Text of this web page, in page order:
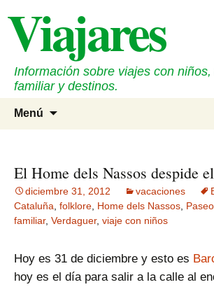
contenido
Viajares
Información sobre viajes con
familiar y destinos.
Menú
El Home dels Nassos despide
diciembre 31, 2012 vacaciones
Cataluña folklore Home dels Nassos
familiar, Verdaguer, viaje con niños
Hoy es 31 de diciembre y esto es
hoy es el día para salir a la calle al